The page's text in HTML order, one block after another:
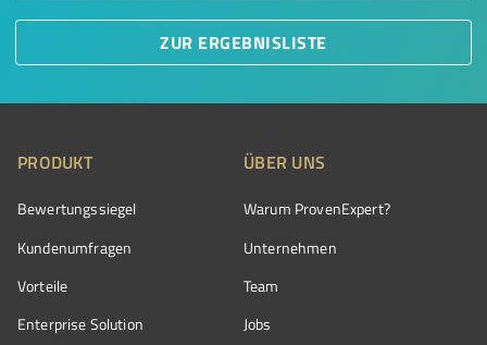
ZUR ERGEBNISLISTE
PRODUKT
Bewertungssiegel
Kundenumfragen
Vorteile
Enterprise Solution
ÜBER UNS
Warum ProvenExpert?
Unternehmen
Team
Jobs